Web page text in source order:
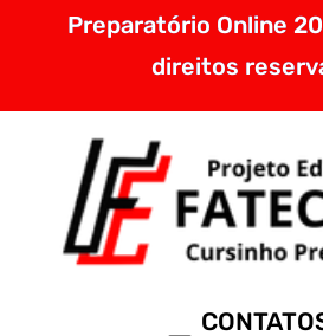
Preparatório Online
direitos